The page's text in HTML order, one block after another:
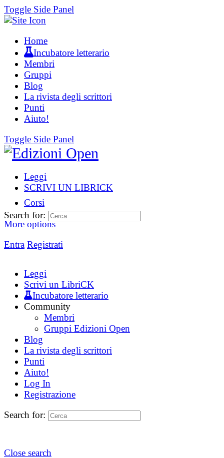
Toggle Side Panel
Home
Incubatore letterario
Membri
Gruppi
Blog
La rivista degli scrittori
Punti
Aiuto!
Toggle Side Panel
Leggi
SCRIVI UN LIBRICK
Corsi
More options
Entra Registrati
Search for:
Leggi
Scrivi un LibriCK
Incubatore letterario
Community
Membri
Gruppi Edizioni Open
Blog
La rivista degli scrittori
Punti
Aiuto!
Log In
Registrazione
Search for:
Close search